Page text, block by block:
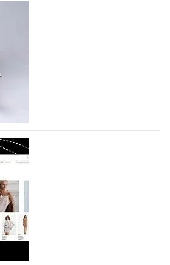
неделе моды
Московской неделе моды,
столице с 26 сентября
1047 заявок. Примерно
прислали дизайнеры,
были представлены в…
свои новинки на Euro
Lihuang Footwear
в 2011 году и расположенная в
Китая, является
компанией,
производство и…